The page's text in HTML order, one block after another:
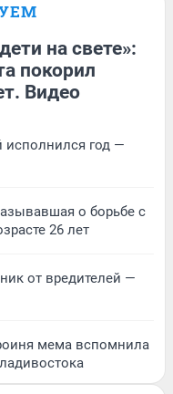
на свете»:
покорил
Видео
исполнился год —
о борьбе с
26 лет
от вредителей —
мема вспомнила